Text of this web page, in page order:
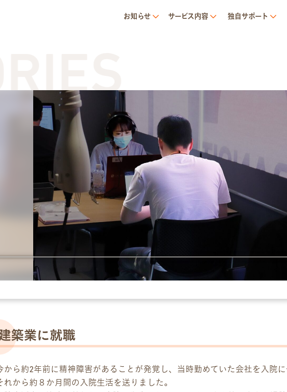
お知らせ サービス内容 独自サポート
就労移行支援とは
トランジットについて
1日の流れ
ご利用の流れ
診断
デジタルパンフレット
・ご案内
築業に就職
から約2年前に精神障害があることが発覚し、当時勤めていた会社を入院
れから約８か月間の入院生活を送りました。